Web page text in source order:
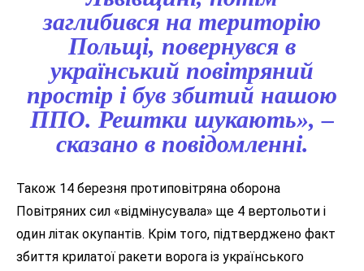
заглибився на територію
Польщі, повернувся в
український повітряний
простір і був збитий нашою
ППО. Рештки шукають», –
сказано в повідомленні.
Також 14 березня протиповітряна оборона
Повітряних сил «відмінусувала» ще 4 вертольоти і
один літак окупантів. Крім того, підтверджено факт
збиття крилатої ракети ворога із українського